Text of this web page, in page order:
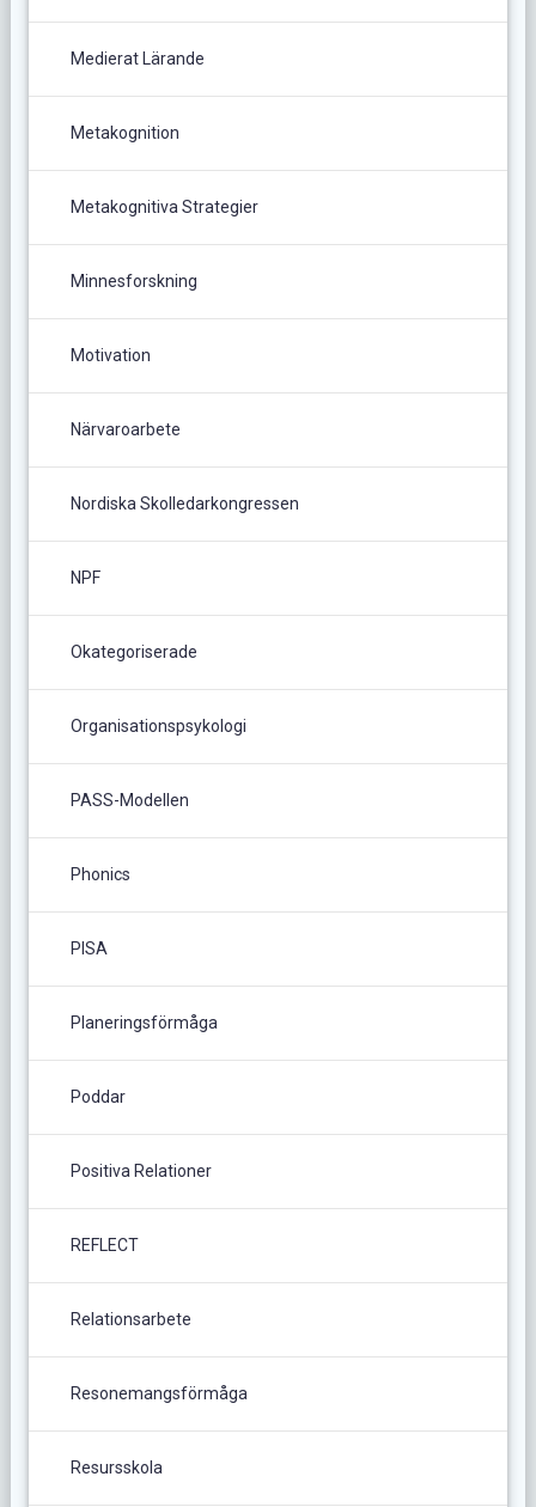
Medierat Lärande
Metakognition
Metakognitiva Strategier
Minnesforskning
Motivation
Närvaroarbete
Nordiska Skolledarkongressen
NPF
Okategoriserade
Organisationspsykologi
PASS-Modellen
Phonics
PISA
Planeringsförmåga
Poddar
Positiva Relationer
REFLECT
Relationsarbete
Resonemangsförmåga
Resursskola